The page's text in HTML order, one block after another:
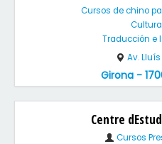
Cursos de chino
Traducción e
Av.
Girona -
Centre
Cursos